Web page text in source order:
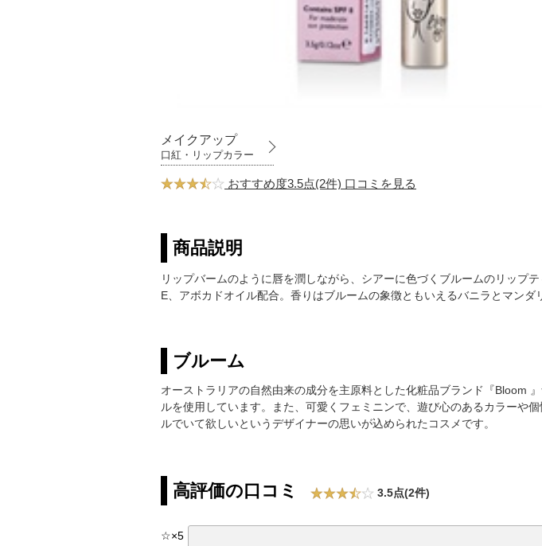
メイクアップ
口紅・リップカラー
おすすめ度3.5点(2件) 口コミを見る
商品説明
リップバームのように唇を潤しながら、シアーに色づくブルームのリップ
E、アボカドオイル配合。香りはブルームの象徴ともいえるバニラとマンダ
ブルーム
オーストラリアの自然由来の成分を主原料とした化粧品ブランド『Bloom
ルを使用しています。また、可愛くフェミニンで、遊び心のあるカラーや
ルでいて欲しいというデザイナーの思いが込められたコスメです。
高評価の口コミ 3.5点(2件)
☆×5